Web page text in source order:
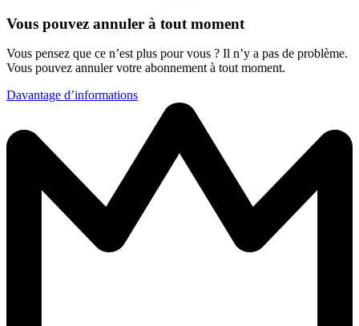
Vous pouvez annuler à tout moment
Vous pensez que ce n’est plus pour vous ? Il n’y a pas de problème.
Vous pouvez annuler votre abonnement à tout moment.
Davantage d’informations